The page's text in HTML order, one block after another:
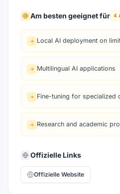
Am besten geeignet für 4
Local AI deployment on
Multilingual AI applications
Fine-tuning for specialized
Research and academic
Offizielle Links
Offizielle Website